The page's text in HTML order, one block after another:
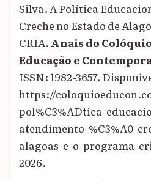
Silva. A Política
Creche no Estado de
CRIA. Anais do
Educação e
ISSN: 1982-3657.
https://
pol%C3%ADtica-
atendimento-%C3%A0-
alagoas-e-o-programa-
2026.